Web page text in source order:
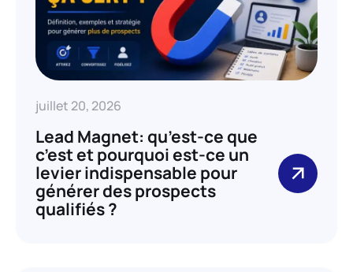
juillet 20, 2026
Lead Magnet: qu’est-ce que
c’est et pourquoi est-ce un
levier indispensable pour
générer des prospects
qualifiés ?